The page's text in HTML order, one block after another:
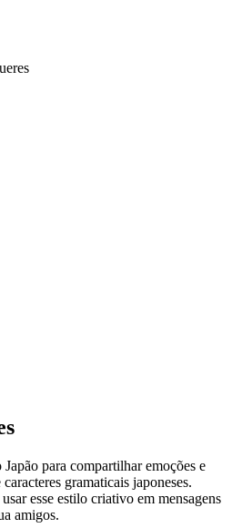
para compartilhar emoções e
gramaticais japoneses.
esse estilo criativo em mensagens
amigos.